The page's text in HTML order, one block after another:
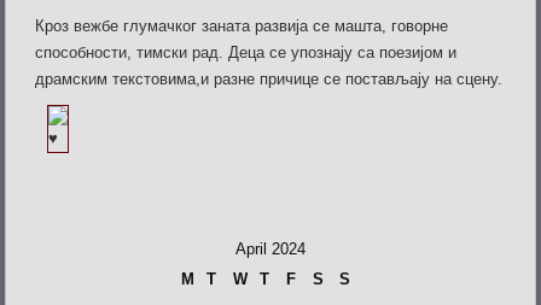
Кроз вежбе глумачког заната развија се машта, говорне
способности, тимски рад. Деца се упознају са поезијом и
драмским текстовима,и разне причице се постављају на сцену.
April 2024
M
T W T F S
S